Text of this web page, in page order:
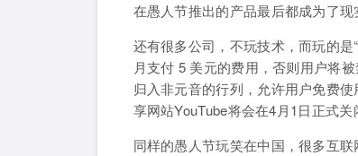
在愚人节推出的产品最后都成为了现
还有很多公司，不玩技术，而玩的
月支付 5 美元的费用，否则用户将
归入非元音的行列，允许用户免费
享网站YouTube将会在4月1日正式关
同样的愚人节玩笑在中国，很多互